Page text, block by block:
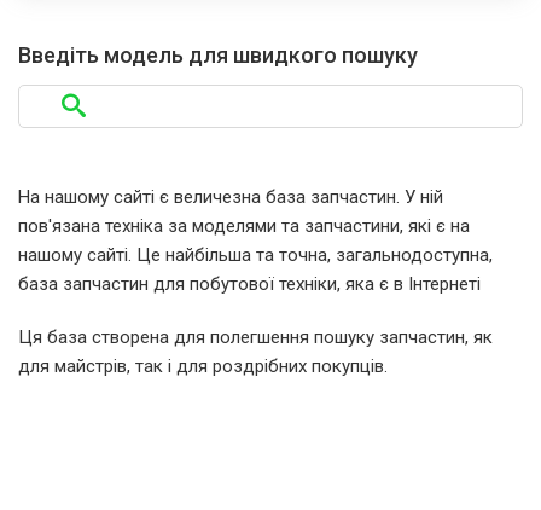
Ariston ABS VLS PLUS PW 100
Ariston ABS VLS PLUS PW 50
Ariston ABS VLS PW 30
Введіть модель для швидкого пошуку
На нашому сайті є величезна база запчастин. У ній
пов'язана техніка за моделями та запчастини, які є на
нашому сайті. Це найбільша та точна, загальнодоступна,
база запчастин для побутової техніки, яка є в Інтернеті
Ця база створена для полегшення пошуку запчастин, як
для майстрів, так і для роздрібних покупців.